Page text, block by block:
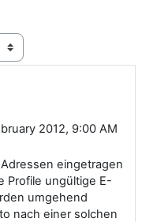
2012, 9:00 AM
eingetragen
Profile ungültige E-
umgehend
nach einer solchen